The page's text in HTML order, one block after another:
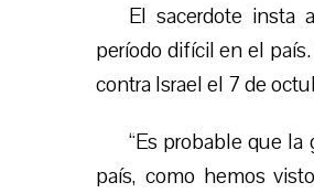
El sacerdote insta
período difícil en el
contra Israel el 7 de
“Es probable que la
país, como hemos